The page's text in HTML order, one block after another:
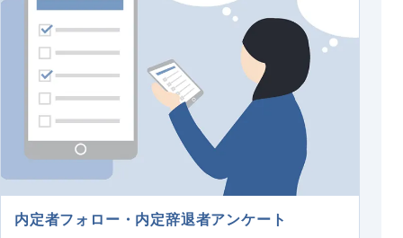
内定者フォロー・内定辞退者アンケート